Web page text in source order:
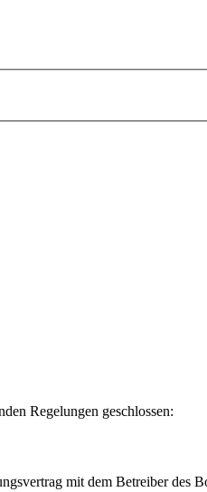
Regelungen geschlossen:
mit dem Betreiber des